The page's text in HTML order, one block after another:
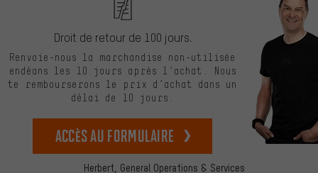
Herbert, General Operations & Services
Droit de retour de 100 jours.
Renvoie-nous la marchandise non-utilisée
endéans les 10 jours après l’achat. Nous
te rembourserons le prix d’achat dans un
délai de 10 jours.
Accès au formulaire